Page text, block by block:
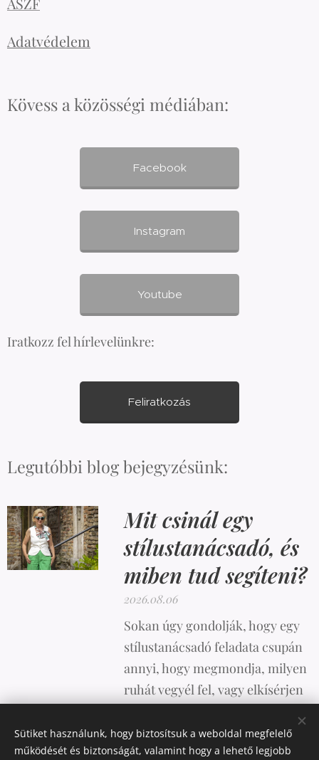
Adatvédelem
Kövess a közösségi médiában:
Facebook
Instagram
Youtube
Iratkozz fel hírlevelünkre:
Feliratkozás
Legutóbbi blog bejegyzésünk:
Mit csinál egy
stílustanácsadó, és
miben tud segíteni?
2026.08.06
Sokan úgy gondolják, hogy egy
stílustanácsadó feladata csupán
annyi, hogy megmondja, milyen
ruhát vegyél fel, vagy elkísérjen
ennél sokkal összetettebb.
Sütiket használunk, hogy biztosítsuk a weboldal megfelelő
működését és biztonságát, valamint hogy a lehető legjobb